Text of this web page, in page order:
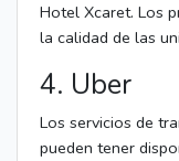
Hotel Xcaret. Los
la calidad de las
4. Uber
Los servicios de
pueden tener